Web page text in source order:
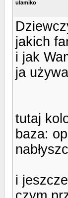
ulamiko
jakich
i jak
ja
tutaj
baza:
i